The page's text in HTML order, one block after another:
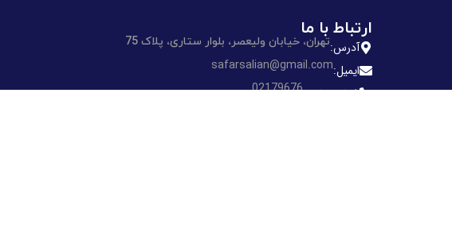
ارتباط با ما
آدرس:تهران، خیابان ولیعصر، بلوار ستاری، پلاک 75
ایمیل:safarsalian@gmail.com
شماره تماس:02179676